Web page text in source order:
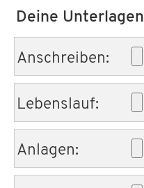
Deine Unterlagen
Anschreiben:
Lebenslauf:
Anlagen: